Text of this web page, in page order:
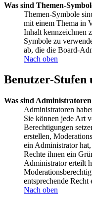
Was sind Themen-
Themen-Symbole
mit einem Thema in
Inhalt kennzeichnen
Symbole zu
ab, die die Board-
Nach oben
Benutzer-Stufen
Was sind
Administratoren
Sie können jede Art
Berechtigungen
erstellen,
ein Administrator
Rechte ihnen ein
Administrator erteilt
entsprechende Recht
Nach oben